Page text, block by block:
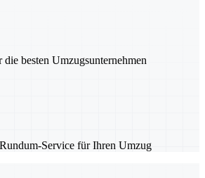
besten Umzugsunternehmen
Service für Ihren Umzug